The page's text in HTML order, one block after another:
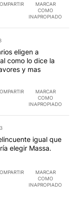
que no fue tal y
de Buenos
lo trató como
personales,
y viendo que
un camión
en que había
una semana.
(apellido
MARCAR
COMO
INAPROPIADO
eligen a
como lo dice la
y mas
MARCAR
COMO
INAPROPIADO
igual que
elegir Massa.
MARCAR
COMO
INAPROPIADO